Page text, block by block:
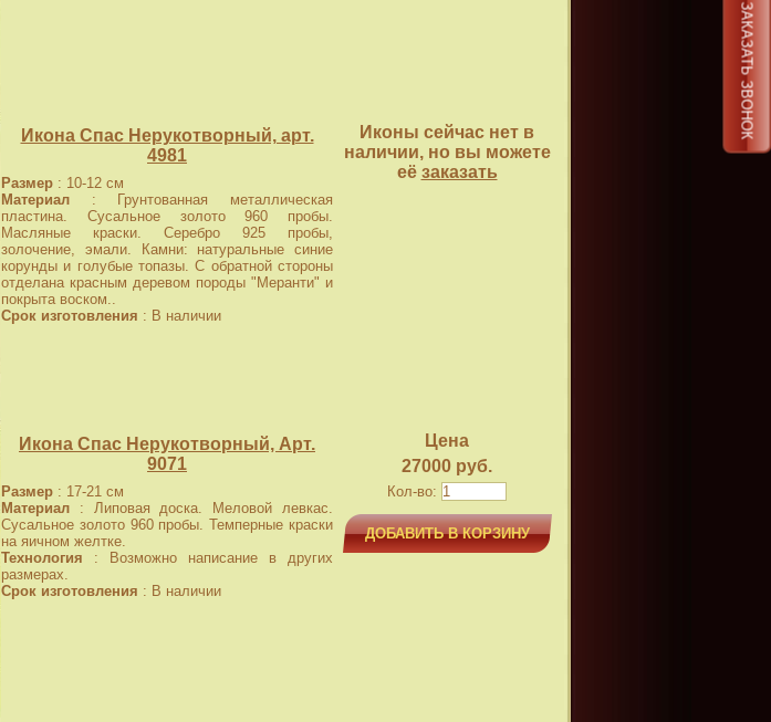
Икона Спас Нерукотворный, арт.
4981
Размер : 10-12 см
Материал : Грунтованная металлическая
пластина. Сусальное золото 960 пробы.
Масляные краски. Серебро 925 пробы,
золочение, эмали. Камни: натуральные синие
корунды и голубые топазы. С обратной стороны
отделана красным деревом породы "Меранти" и
покрыта воском..
Срок изготовления : В наличии
Иконы сейчас нет в
наличии, но вы можете
её заказать
Икона Спас Нерукотворный, Арт.
9071
Размер : 17-21 см
Материал : Липовая доска. Меловой левкас.
Сусальное золото 960 пробы. Темперные краски
на яичном желтке.
Технология : Возможно написание в других
размерах.
Срок изготовления : В наличии
Цена
27000 руб.
Кол-во:
ДОБАВИТЬ В КОРЗИНУ
ЗАКАЗАТЬ ЗВОНОК